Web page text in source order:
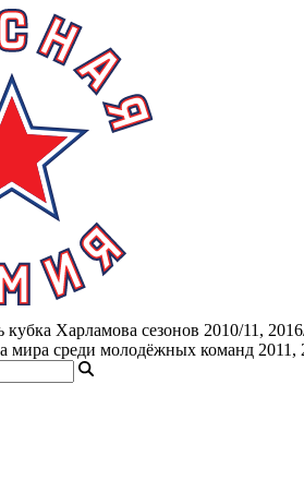
кубка Харламова сезонов 2010/11,
мира среди молодёжных команд 2011,